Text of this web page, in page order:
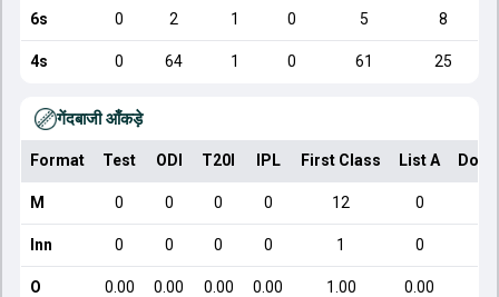
6s 0 2 1 0 5 8
4s 0 64 1 0 61 25
गेंदबाजी आँकड़े
Format Test ODI T20I IPL First Class List A
M 0 0 0 0 12 0
Inn 0 0 0 0 1 0
O 0.00 0.00 0.00 0.00 1.00 0.00